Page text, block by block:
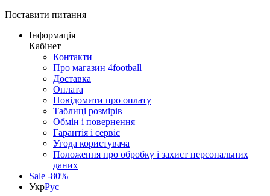
Поставити питання
Інформація
Кабінет
Контакти
Про магазин 4football
Доставка
Оплата
Повідомити про оплату
Таблиці розмірів
Обмін і повернення
Гарантія і сервіс
Угода користувача
Положення про обробку і захист персональних
даних
Sale -80%
УкрРус